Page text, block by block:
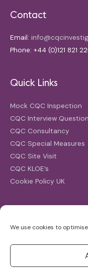
We use cookies to
Contact
Email:
Phone: +44 (0)121 821
Quick Links
Mock CQC Inspection
CQC Interview
CQC Consultancy
CQC Special Measures
CQC Site Visit
CQC KLOE’s
Cookie Policy UK
for: